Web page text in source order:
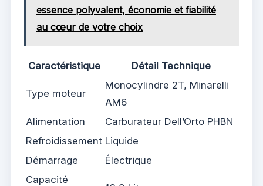
essence polyvalent, économie et fiabilité
au cœur de votre choix
Caractéristique Détail Technique
Type moteur
Monocylindre 2T, Minarelli
AM6
Alimentation
Carburateur Dell’Orto PHBN
Refroidissement Liquide
Démarrage
Électrique
Capacité